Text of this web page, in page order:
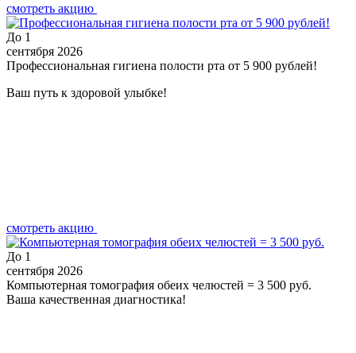
смотреть акцию
До 1
сентября 2026
Профессиональная гигиена полости рта от 5 900 рублей!
Ваш путь к здоровой улыбке!
смотреть акцию
До 1
сентября 2026
Компьютерная томография обеих челюстей = 3 500 руб.
Ваша качественная диагностика!